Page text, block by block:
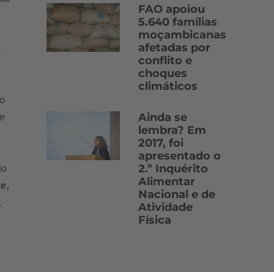
FAO apoiou
5.640 famílias
moçambicanas
afetadas por
conflito e
choques
climáticos
Ainda se
lembra? Em
2017, foi
apresentado o
2.º Inquérito
Alimentar
Nacional e de
Atividade
Física